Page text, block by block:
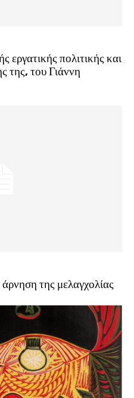
εργατικής πολιτικής και
της, του Γιάννη
της μελαγχολίας